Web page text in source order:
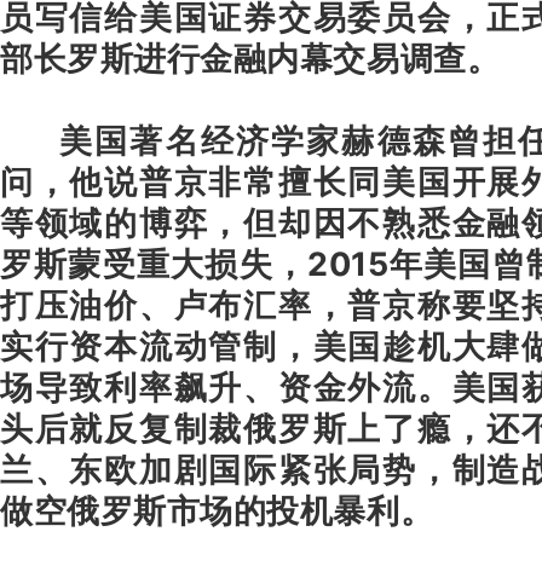
员写信给美国证券交易委员会，正
部长罗斯进行金融内幕交易调查。
美国著名经济学家赫德森曾担
问，他说普京非常擅长同美国开展
等领域的博弈，但却因不熟悉金融
罗斯蒙受重大损失，2015年美国曾
打压油价、卢布汇率，普京称要坚
实行资本流动管制，美国趁机大肆
场导致利率飙升、资金外流。美国
头后就反复制裁俄罗斯上了瘾，还
兰、东欧加剧国际紧张局势，制造
做空俄罗斯市场的投机暴利。